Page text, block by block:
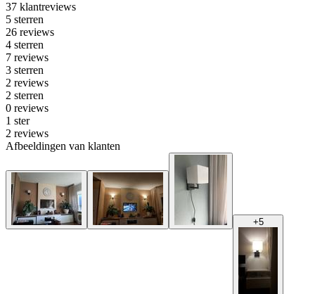
37 klantreviews
5 sterren
26 reviews
4 sterren
7 reviews
3 sterren
2 reviews
2 sterren
0 reviews
1 ster
2 reviews
Afbeeldingen van klanten
+5